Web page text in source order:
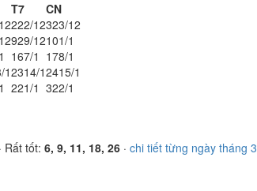
T7
CN
222/12323/12
929/12101/1
167/1 178/1
12314/12415/1
221/1 322/1
· Rất tốt: 6, 9, 11, 18, 26 · chi tiết từng ngày tháng 3